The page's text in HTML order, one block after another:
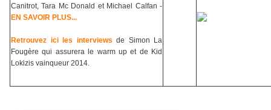
Canitrot, Tara Mc Donald et Michael Calfan -
EN SAVOIR PLUS...
Retrouvez ici les interviews de Simon La
Fougère qui assurera le warm up et de Kid
Lokizis vainqueur 2014.